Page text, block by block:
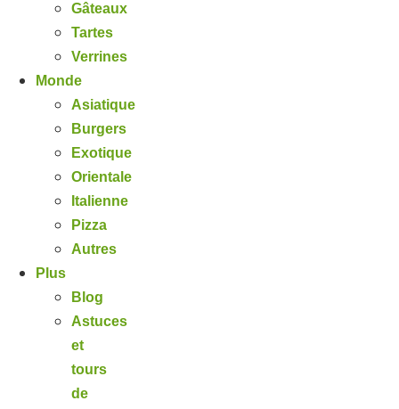
Gâteaux
Tartes
Verrines
Monde
Asiatique
Burgers
Exotique
Orientale
Italienne
Pizza
Autres
Plus
Blog
Astuces
et
tours
de